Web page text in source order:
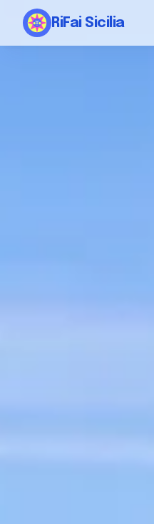
RiFai Sicilia